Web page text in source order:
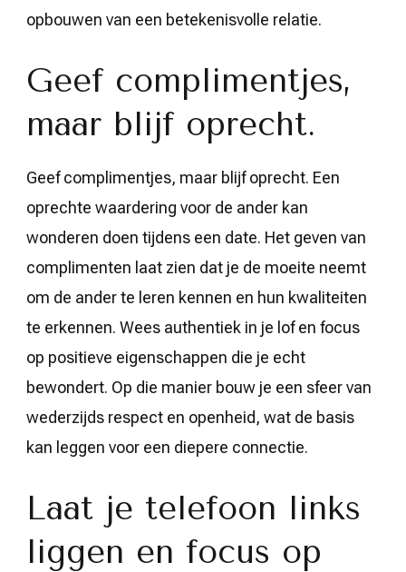
opbouwen van een betekenisvolle relatie.
Geef complimentjes,
maar blijf oprecht.
Geef complimentjes, maar blijf oprecht. Een
oprechte waardering voor de ander kan
wonderen doen tijdens een date. Het geven van
complimenten laat zien dat je de moeite neemt
om de ander te leren kennen en hun kwaliteiten
te erkennen. Wees authentiek in je lof en focus
op positieve eigenschappen die je echt
bewondert. Op die manier bouw je een sfeer van
wederzijds respect en openheid, wat de basis
kan leggen voor een diepere connectie.
Laat je telefoon links
liggen en focus op